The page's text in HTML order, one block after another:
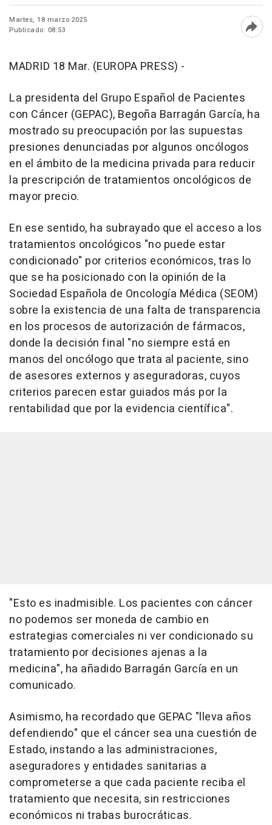
Martes, 18 marzo 2025
Publicado: 08:53
MADRID 18 Mar. (EUROPA PRESS) -
La presidenta del Grupo Español de Pacientes
con Cáncer (GEPAC), Begoña Barragán García, ha
mostrado su preocupación por las supuestas
presiones denunciadas por algunos oncólogos
en el ámbito de la medicina privada para reducir
la prescripción de tratamientos oncológicos de
mayor precio.
En ese sentido, ha subrayado que el acceso a los
tratamientos oncológicos "no puede estar
condicionado" por criterios económicos, tras lo
que se ha posicionado con la opinión de la
Sociedad Española de Oncología Médica (SEOM)
sobre la existencia de una falta de transparencia
en los procesos de autorización de fármacos,
donde la decisión final "no siempre está en
manos del oncólogo que trata al paciente, sino
de asesores externos y aseguradoras, cuyos
criterios parecen estar guiados más por la
rentabilidad que por la evidencia científica".
"Esto es inadmisible. Los pacientes con cáncer
no podemos ser moneda de cambio en
estrategias comerciales ni ver condicionado su
tratamiento por decisiones ajenas a la
medicina", ha añadido Barragán García en un
comunicado.
Asimismo, ha recordado que GEPAC "lleva años
defendiendo" que el cáncer sea una cuestión de
Estado, instando a las administraciones,
aseguradores y entidades sanitarias a
comprometerse a que cada paciente reciba el
tratamiento que necesita, sin restricciones
económicos ni trabas burocráticas.